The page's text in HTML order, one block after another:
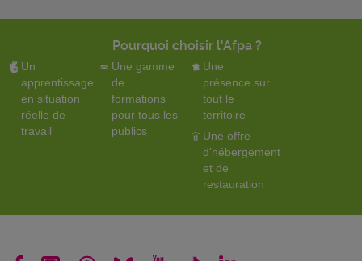
Pourquoi choisir l'Afpa ?
Un
apprentissage
en situation
réelle de
travail
Une gamme
de
formations
pour tous les
publics
Une
présence sur
tout le
territoire
Une offre
d'hébergement
et de
restauration